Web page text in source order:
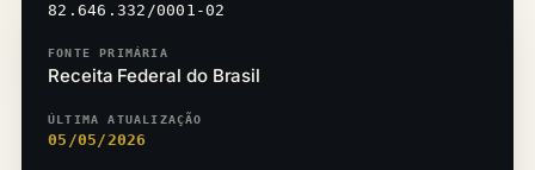
82.646.332/0001-02
FONTE PRIMÁRIA
Receita Federal do Brasil
ÚLTIMA ATUALIZAÇÃO
05/05/2026